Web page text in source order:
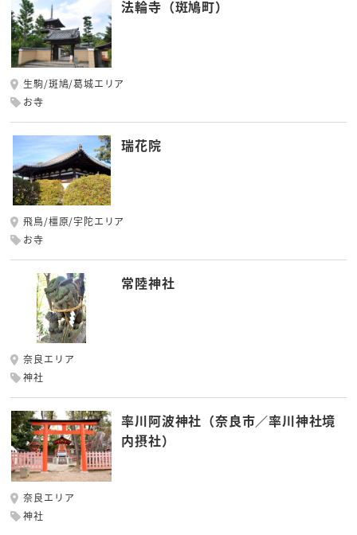
法輪寺（斑鳩町）
生駒/斑鳩/葛城エリア
お寺
瑞花院
飛鳥/橿原/宇陀エリア
お寺
常陸神社
奈良エリア
神社
率川阿波神社（奈良市／率川神社境
内摂社）
奈良エリア
神社